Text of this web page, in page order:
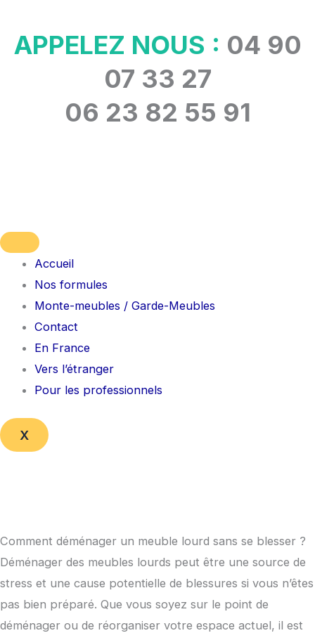
contenu
APPELEZ NOUS : 04 90
07 33 27
06 23 82 55 91
Accueil
Nos formules
Monte-meubles / Garde-Meubles
Contact
En France
Vers l’étranger
Pour les professionnels
X
Comment déménager un meuble lourd sans se blesser ?
Déménager des meubles lourds peut être une source de
stress et une cause potentielle de blessures si vous n’êtes
pas bien préparé. Que vous soyez sur le point de
déménager ou de réorganiser votre espace actuel, il est